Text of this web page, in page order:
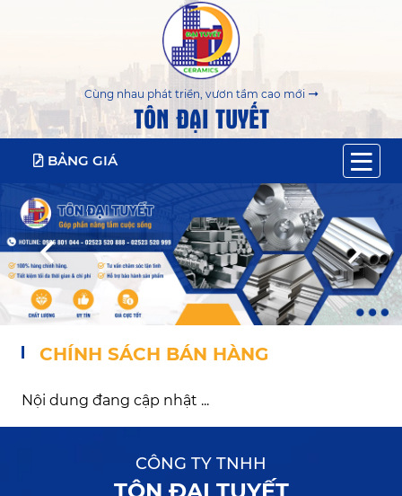
Cùng nhau phát triển, vươn tầm cao mới
TÔN ĐẠI TUYẾT
BẢNG GIÁ
CHÍNH SÁCH BÁN HÀNG
Nội dung đang cập nhật ...
CÔNG TY TNHH